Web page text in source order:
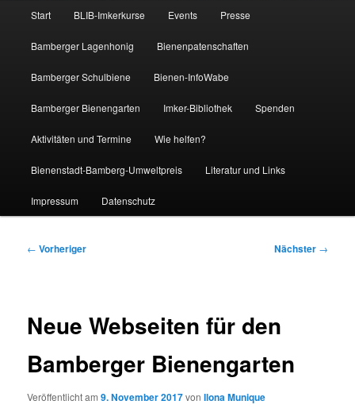
Start BLIB-Imkerkurse Events Presse
Bamberger Lagenhonig Bienenpatenschaften
Bamberger Schulbiene Bienen-InfoWabe
Bamberger Bienengarten Imker-Bibliothek Spenden
Aktivitäten und Termine Wie helfen?
Bienenstadt-Bamberg-Umweltpreis Literatur und Links
Impressum Datenschutz
Beitragsnavigation
← Vorheriger Nächster →
Neue Webseiten für den
Bamberger Bienengarten
Veröffentlicht am9. November 2017vonIlona Munique